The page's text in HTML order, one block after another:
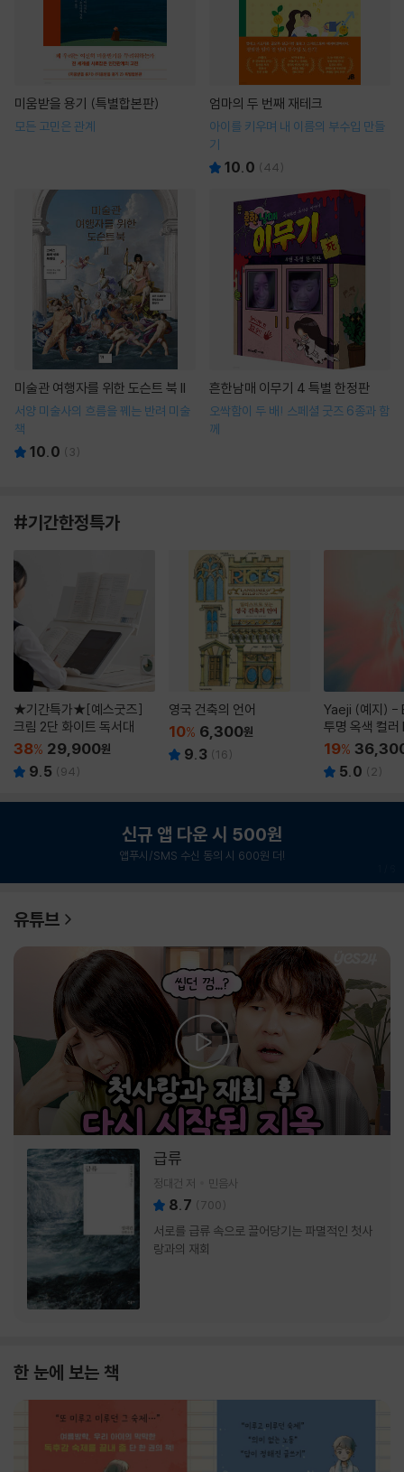
미움받을 용기 (특별합본판)
모든 고민은 관계
엄마의 두 번째 재테크
아이를 키우며 내 이름의 부수입 만들
기
10.0 (44)
미술관 여행자를 위한 도슨트 북 II
서양 미술사의 흐름을 꿰는 반려 미술
책
10.0 ( 3)
흔한남매 이무기 4 특별 한정판
오싹함이 두 배! 스페셜 굿즈 6종과 함
께
#기간한정특가
★기간특가★[예스굿즈]
크림 2단 화이트 독서대
38% 29,900원
9.5 (94)
영국 건축의 언어
10% 6,300원
9.3 (16)
Yaeji (예지) -
투명 옥색 컬
19%
5.0 ( 2)
신규 앱 다운 시 500원
앱푸시/SMS 수신 동의 시 600원 더!
유튜브
급류
정대건 저 민음사
8.7 (700)
서로를 급류 속으로 끌어당기는 파멸적인 첫사
랑과의 재회
한 눈에 보는 책